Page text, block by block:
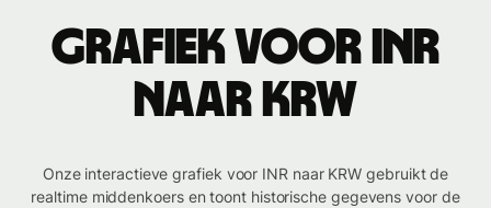
Grafiek voor INR
naar KRW
Onze interactieve grafiek voor INR naar KRW gebruikt de
realtime middenkoers en toont historische gegevens voor de